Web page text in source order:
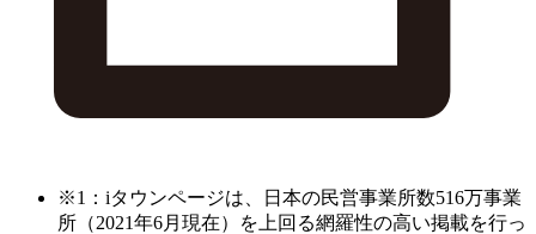
※1：iタウンページは、日本の民営事業所数516万事業
所（2021年6月現在）を上回る網羅性の高い掲載を行っ